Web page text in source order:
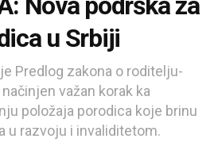
u Srbiji
Predlog zakona o roditelju-
važan korak ka
položaja porodica koje brinu
u razvoju i invaliditetom.